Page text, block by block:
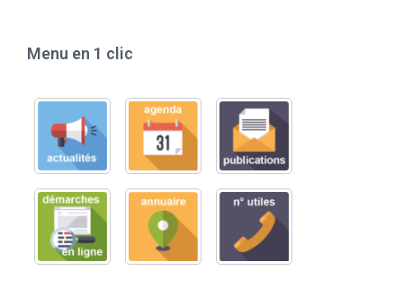
Menu en 1 clic